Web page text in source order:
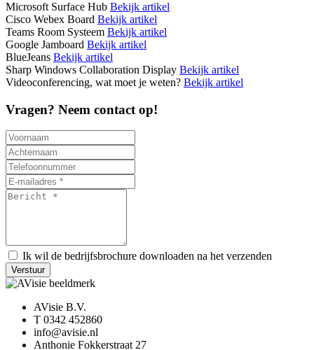
Microsoft Surface Hub Bekijk artikel
Cisco Webex Board Bekijk artikel
Teams Room Systeem Bekijk artikel
Google Jamboard Bekijk artikel
BlueJeans Bekijk artikel
Sharp Windows Collaboration Display Bekijk artikel
Videoconferencing, wat moet je weten? Bekijk artikel
Vragen? Neem contact op!
Ik wil de bedrijfsbrochure downloaden na het verzenden
Verstuur
AVisie B.V.
T 0342 452860
info@avisie.nl
Anthonie Fokkerstraat 27